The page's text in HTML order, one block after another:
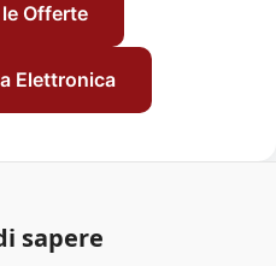
Offerte
Elettronica
sapere